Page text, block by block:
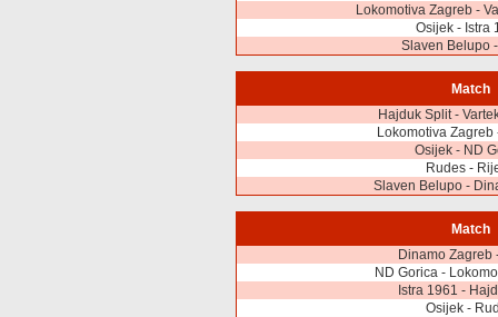
Lokomotiva Zagreb -
Osijek - Istra
Slaven Belupo
Match
Hajduk Split -
Lokomotiva Zagreb
Osijek - ND
Rudes -
Slaven Belupo -
Match
Dinamo Zagreb
ND Gorica -
Istra 1961 -
Osijek -